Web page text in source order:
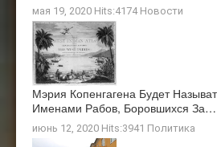
мая 19, 2020 Hits:4174 Новости
Мэрия Копенгагена Будет
Именами Рабов, Боровшихся За…
июнь 12, 2020 Hits:3941 Политика